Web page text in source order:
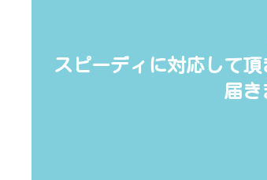
スピーディに対応して
届